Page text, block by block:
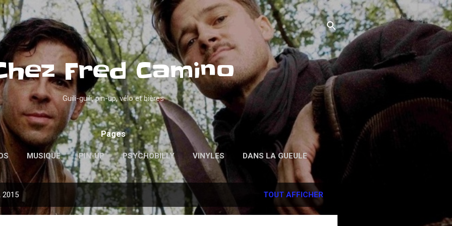
Accéder au contenu principal
Fred Camino
Guili-guili, pin-up, vélo et bières
Pages
MUSIQUE PIN-UP PSYCHOBILLY VINYLES DANS LA GUEULE
2015 TOUT AFFICHER